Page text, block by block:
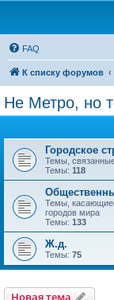
FAQ
К списку форумов
Не Метро, но
Городское
Темы,
Темы: 118
Темы,
городов мира
Темы: 133
Ж.д.
Темы: 75
Новая тема